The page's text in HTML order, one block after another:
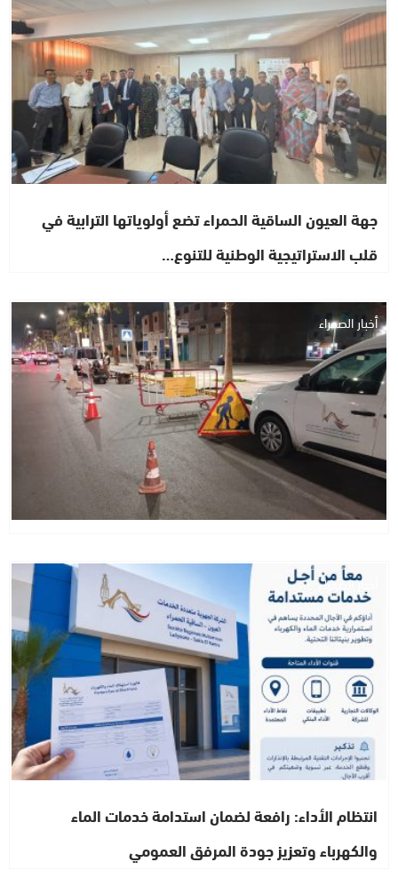
جهة العيون الساقية الحمراء تضع أولوياتها الترابية في
قلب الاستراتيجية الوطنية للتنوع…
أخبار الصحراء
أخبار الصحراء
انتظام الأداء: رافعة لضمان استدامة خدمات الماء
والكهرباء وتعزيز جودة المرفق العمومي